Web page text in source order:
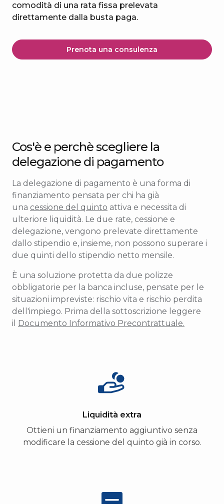
comodità di una rata fissa prelevata
direttamente dalla busta paga.
Prenota una consulenza
Cos'è e perchè scegliere la
delegazione di pagamento
La delegazione di pagamento è una forma di
finanziamento pensata per chi ha già
una cessione del quinto attiva e necessita di
ulteriore liquidità. Le due rate, cessione e
delegazione, vengono prelevate direttamente
dallo stipendio e, insieme, non possono superare i
due quinti dello stipendio netto mensile.
È una soluzione protetta da due polizze
obbligatorie per la banca incluse, pensate per le
situazioni impreviste: rischio vita e rischio perdita
dell'impiego. Prima della sottoscrizione leggere
il Documento Informativo Precontrattuale.
Liquidità extra
Ottieni un finanziamento aggiuntivo senza
modificare la cessione del quinto già in corso.